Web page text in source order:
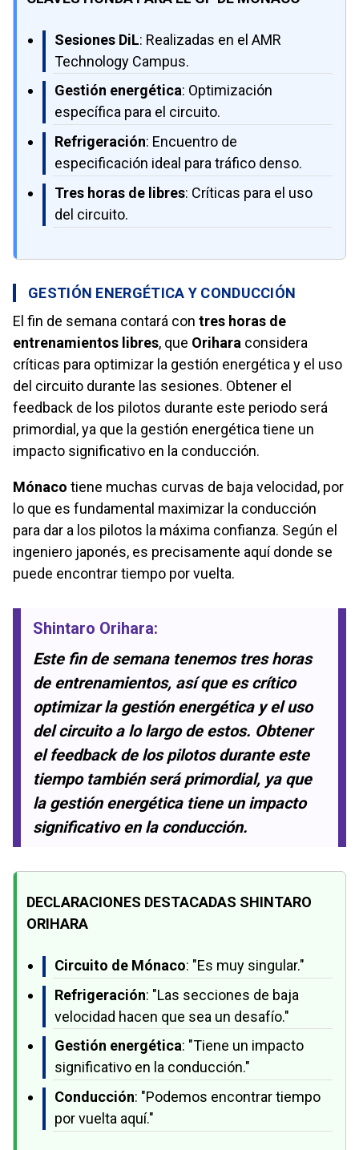
Sesiones DiL: Realizadas en el AMR
Technology Campus.
Gestión energética: Optimización
específica para el circuito.
Refrigeración: Encuentro de
especificación ideal para tráfico denso.
Tres horas de libres: Críticas para el uso
del circuito.
GESTIÓN ENERGÉTICA Y CONDUCCIÓN
El fin de semana contará con tres horas de
entrenamientos libres, que Orihara considera
críticas para optimizar la gestión energética y el uso
del circuito durante las sesiones. Obtener el
feedback de los pilotos durante este periodo será
primordial, ya que la gestión energética tiene un
impacto significativo en la conducción.
Mónaco tiene muchas curvas de baja velocidad, por
lo que es fundamental maximizar la conducción
para dar a los pilotos la máxima confianza. Según el
ingeniero japonés, es precisamente aquí donde se
puede encontrar tiempo por vuelta.
Shintaro Orihara:
Este fin de semana tenemos tres horas
de entrenamientos, así que es crítico
optimizar la gestión energética y el uso
del circuito a lo largo de estos. Obtener
el feedback de los pilotos durante este
tiempo también será primordial, ya que
la gestión energética tiene un impacto
significativo en la conducción.
DECLARACIONES DESTACADAS SHINTARO
ORIHARA
Circuito de Mónaco: "Es muy singular."
Refrigeración: "Las secciones de baja
velocidad hacen que sea un desafío."
Gestión energética: "Tiene un impacto
significativo en la conducción."
Conducción: "Podemos encontrar tiempo
por vuelta aquí."